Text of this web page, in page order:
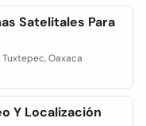
Satelitales Para
Oaxaca
Y Localización